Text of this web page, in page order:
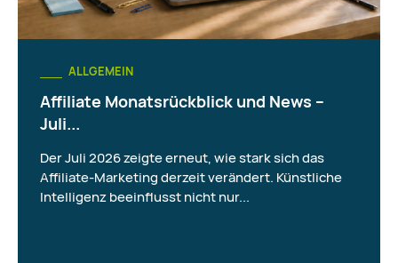
ALLGEMEIN
Affiliate Monatsrückblick und News –
Juli...
Der Juli 2026 zeigte erneut, wie stark sich das
Affiliate-Marketing derzeit verändert. Künstliche
Intelligenz beeinflusst nicht nur...